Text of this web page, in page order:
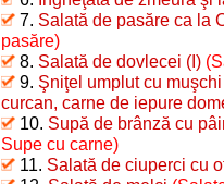
7. Salată de pasăre ca la
pasăre)
8. Salată de dovlecei (I)
9. Şniţel umplut cu
curcan, carne de iepure
10. Supă de brânză cu
Supe cu carne)
11. Salată de ciuperci cu